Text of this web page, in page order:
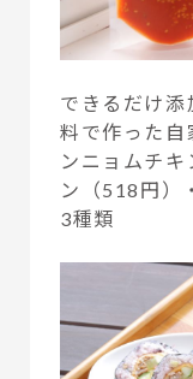
できるだけ添
料で作った自
ンニョムチ
ン（518円）
3種類